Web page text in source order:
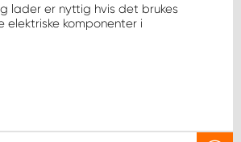
lader er nyttig hvis det brukes
elektriske komponenter i